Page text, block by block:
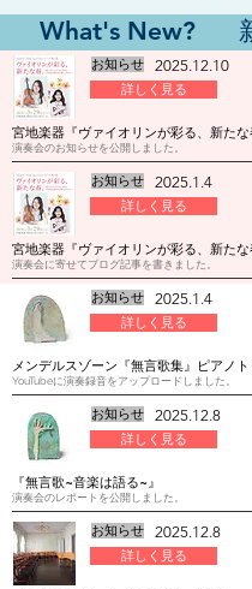
​What's New?
2025.12.10
お知らせ
詳しく見る
宮地楽器『ヴァイオリンが彩る、新たな
演奏会のお知らせを公開しました。
2025.1.4
お知らせ
詳しく見る
宮地楽器『ヴァイオリンが彩る、新たな
演奏会に寄せてブログ記事を書きました。
2025.1.4
お知らせ
詳しく見る
メンデルスゾーン『無言歌集』ピアノ
YouTubeに演奏録音をアップロードしました。
2025.12.8
お知らせ
詳しく見る
​『無言歌~音楽は語る~』
演奏会のレポートを公開しました。
2025.12.8
お知らせ
詳しく見る